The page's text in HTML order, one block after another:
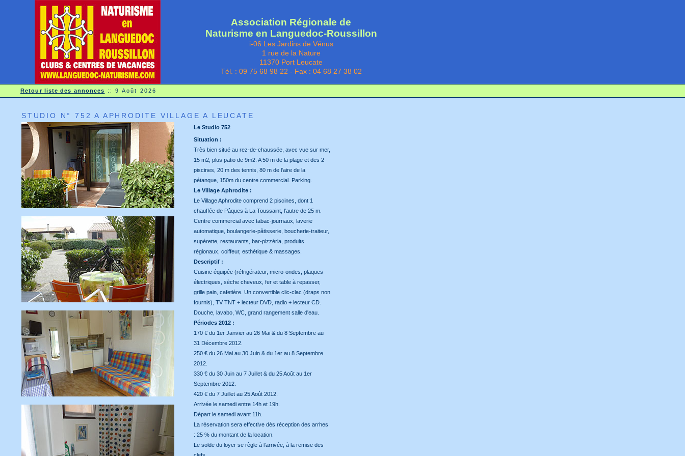
Association Régionale de
Naturisme en Languedoc-Roussillon
i-06 Les Jardins de Vénus
1 rue de la Nature
11370 Port Leucate
Tél. : 09 75 68 98 22 - Fax : 04 68 27 38 02
Retour liste des annonces ::9 Août 2026
STUDIO N° 752 A APHRODITE VILLAGE A LEUCATE
Le Studio 752
Situation :
Très bien situé au rez-de-chaussée, avec vue sur mer,
15 m2, plus patio de 9m2. A 50 m de la plage et des 2
piscines, 20 m des tennis, 80 m de l'aire de la
pétanque, 150m du centre commercial. Parking.
Le Village Aphrodite :
Le Village Aphrodite comprend 2 piscines, dont 1
chauffée de Pâques à La Toussaint, l’autre de 25 m.
Centre commercial avec tabac-journaux, laverie
automatique, boulangerie-pâtisserie, boucherie-traiteur,
supérette, restaurants, bar-pizzéria, produits
régionaux, coiffeur, esthétique & massages.
Descriptif :
Cuisine équipée (réfrigérateur, micro-ondes, plaques
électriques, sèche cheveux, fer et table à repasser,
grille pain, cafetière. Un convertible clic-clac (draps non
fournis), TV TNT + lecteur DVD, radio + lecteur CD.
Douche, lavabo, WC, grand rangement salle d'eau.
Périodes 2012 :
170 € du 1er Janvier au 26 Mai & du 8 Septembre au
31 Décembre 2012.
250 € du 26 Mai au 30 Juin & du 1er au 8 Septembre
2012.
330 € du 30 Juin au 7 Juillet & du 25 Août au 1er
Septembre 2012.
420 € du 7 Juillet au 25 Août 2012.
Arrivée le samedi entre 14h et 19h.
Départ le samedi avant 11h.
La réservation sera effective dès réception des arrhes
: 25 % du montant de la location.
Le solde du loyer se règle à l’arrivée, à la remise des